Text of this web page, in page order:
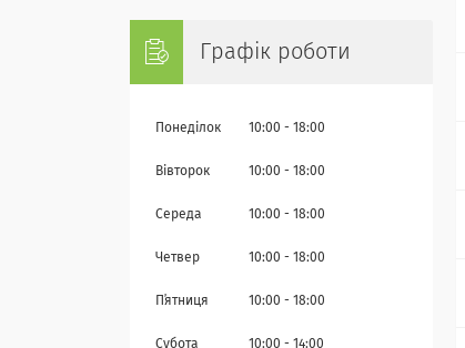
Графік роботи
Понеділок 10:00 18:00
Вівторок 10:00 18:00
Середа 10:00 18:00
Четвер 10:00 18:00
Пʼятниця 10:00 18:00
Субота 10:00 14:00